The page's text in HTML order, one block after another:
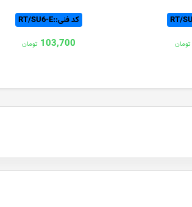
تومان
کد فنی::RT/SU6-E
103,700 تومان